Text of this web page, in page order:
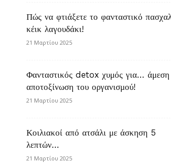
Πώς να φτιάξετε το φανταστικό
κέικ λαγουδάκι!
21 Μαρτίου 2025
Φανταστικός detox χυμός για… άμεση
αποτοξίνωση του οργανισμού!
21 Μαρτίου 2025
Κοιλιακοί από ατσάλι με άσκηση 5
λεπτών…
21 Μαρτίου 2025